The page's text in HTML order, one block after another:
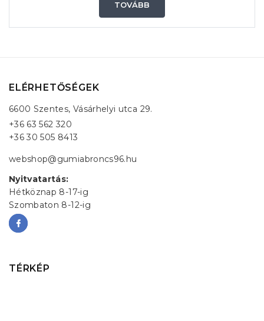
TOVÁBB
ELÉRHETŐSÉGEK
6600 Szentes, Vásárhelyi utca 29.
+36 63 562 320
+36 30 505 8413
webshop@gumiabroncs96.hu
Nyitvatartás:
Hétköznap 8-17-ig
Szombaton 8-12-ig
TÉRKÉP